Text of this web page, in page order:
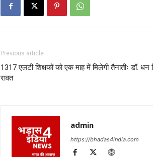
Previous article
1317 एलटी शिक्षकों को एक माह में मिलेगी तैनातीः डॉ. धन
रावत
admin
https://bhadas4india.com